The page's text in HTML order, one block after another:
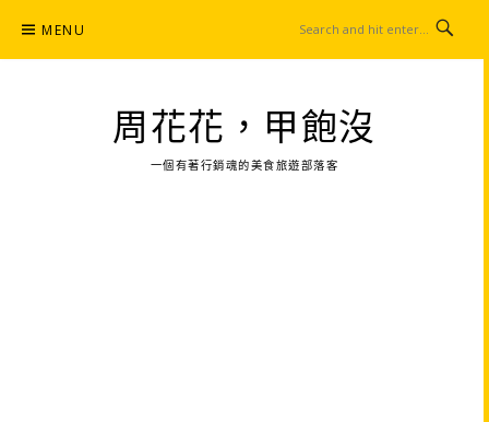
content
MENU
周花花，甲飽沒
一個有著行銷魂的美食旅遊部落客